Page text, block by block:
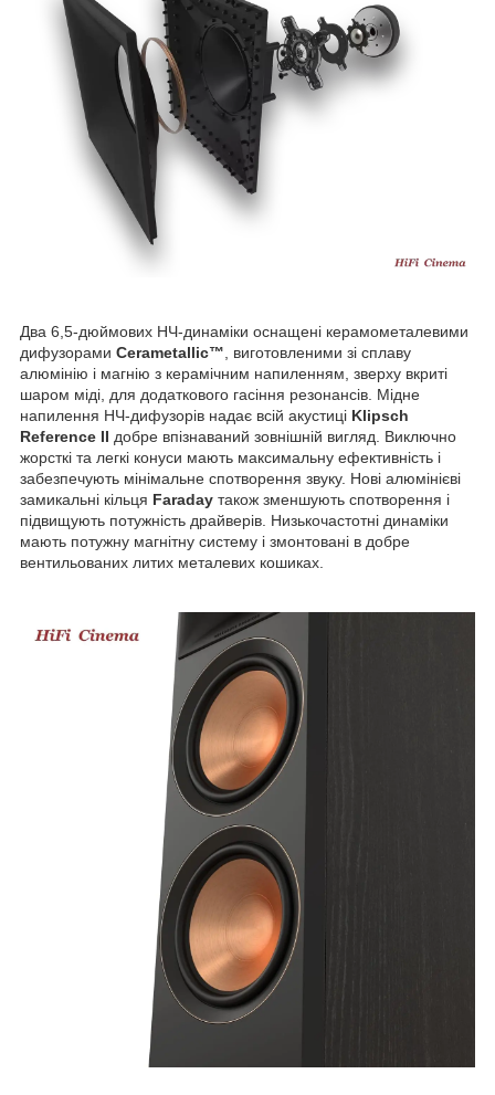
Два 6,5-дюймових НЧ-динаміки оснащені керамометалевими
дифузорами Cerametallic™ , виготовленими зі сплаву
алюмінію і магнію з керамічним напиленням, зверху вкриті
шаром міді, для додаткового гасіння резонансів. Мідне
напилення НЧ-дифузорів надає всій акустиці Klipsch
Reference II добре впізнаваний зовнішній вигляд. Виключно
жорсткі та легкі конуси мають максимальну ефективність і
забезпечують мінімальне спотворення звуку. Нові алюмінієві
замикальні кільця Faraday також зменшують спотворення і
підвищують потужність драйверів. Низькочастотні динаміки
мають потужну магнітну систему і змонтовані в добре
вентильованих литих металевих кошиках.